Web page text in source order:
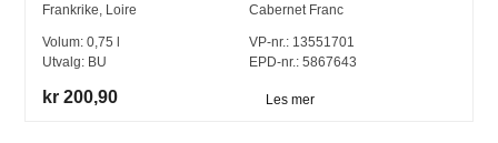
Frankrike Loire Cabernet Franc
Volum:0,75 l
Utvalg: BU
VP-nr.: 13551701
EPD-nr.: 5867643
kr 200,90 Les mer